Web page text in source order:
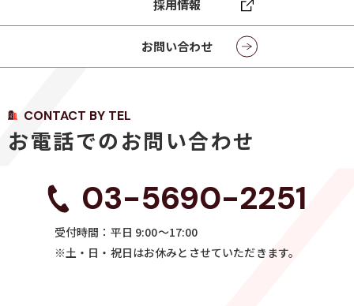
採用情報
お問い合わせ
トップページ お問い合わせ
お電話でのお問い合わせ
CONTACT BY TEL
03-5690-2251
受付時間：平日 9:00～17:00
※土・日・祝日はお休みとさせていただきます。